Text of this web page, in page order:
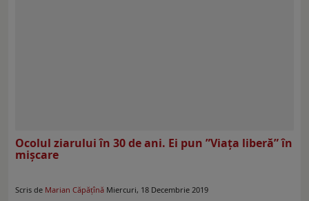
Ocolul ziarului în 30 de ani. Ei pun ”Viaţa liberă” în
mişcare
Scris de Marian Căpăţînă Miercuri, 18 Decembrie 2019